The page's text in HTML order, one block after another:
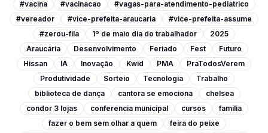
#vacina #vacinacao
#vagas-para-atendimento-pediatrico
#vereador
#vice-prefeita-araucaria
#vice-prefeita-assume
#zerou-fila
1º de maio dia do trabalhador
2025
Araucária
Desenvolvimento Feriado Fest
Futuro
Hissan
IA Inovação Kwid PMA
PraTodosVerem
Produtividade
Sorteio Tecnologia
Trabalho
biblioteca de dança
cantora se emociona
chelsea
condor 3 lojas
conferencia municipal cursos
familia
fazer o bem sem olhar a quem
feira do peixe